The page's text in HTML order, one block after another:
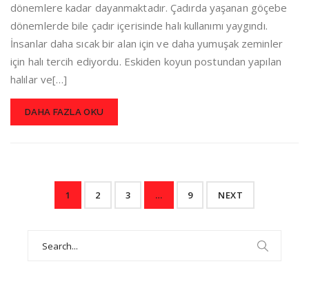
dönemlere kadar dayanmaktadır. Çadırda yaşanan göçebe
dönemlerde bile çadır içerisinde halı kullanımı yaygındı.
İnsanlar daha sıcak bir alan için ve daha yumuşak zeminler
için halı tercih ediyordu. Eskiden koyun postundan yapılan
halılar ve[…]
DAHA FAZLA OKU
1 2 3 … 9 NEXT